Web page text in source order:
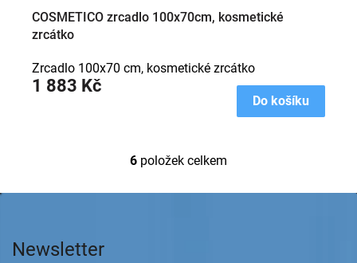
COSMETICO zrcadlo 100x70cm, kosmetické
zrcátko
1 883 Kč
Do košíku
Zrcadlo 100x70 cm, kosmetické zrcátko
O
l
6 položek celkem
Z
Newsletter